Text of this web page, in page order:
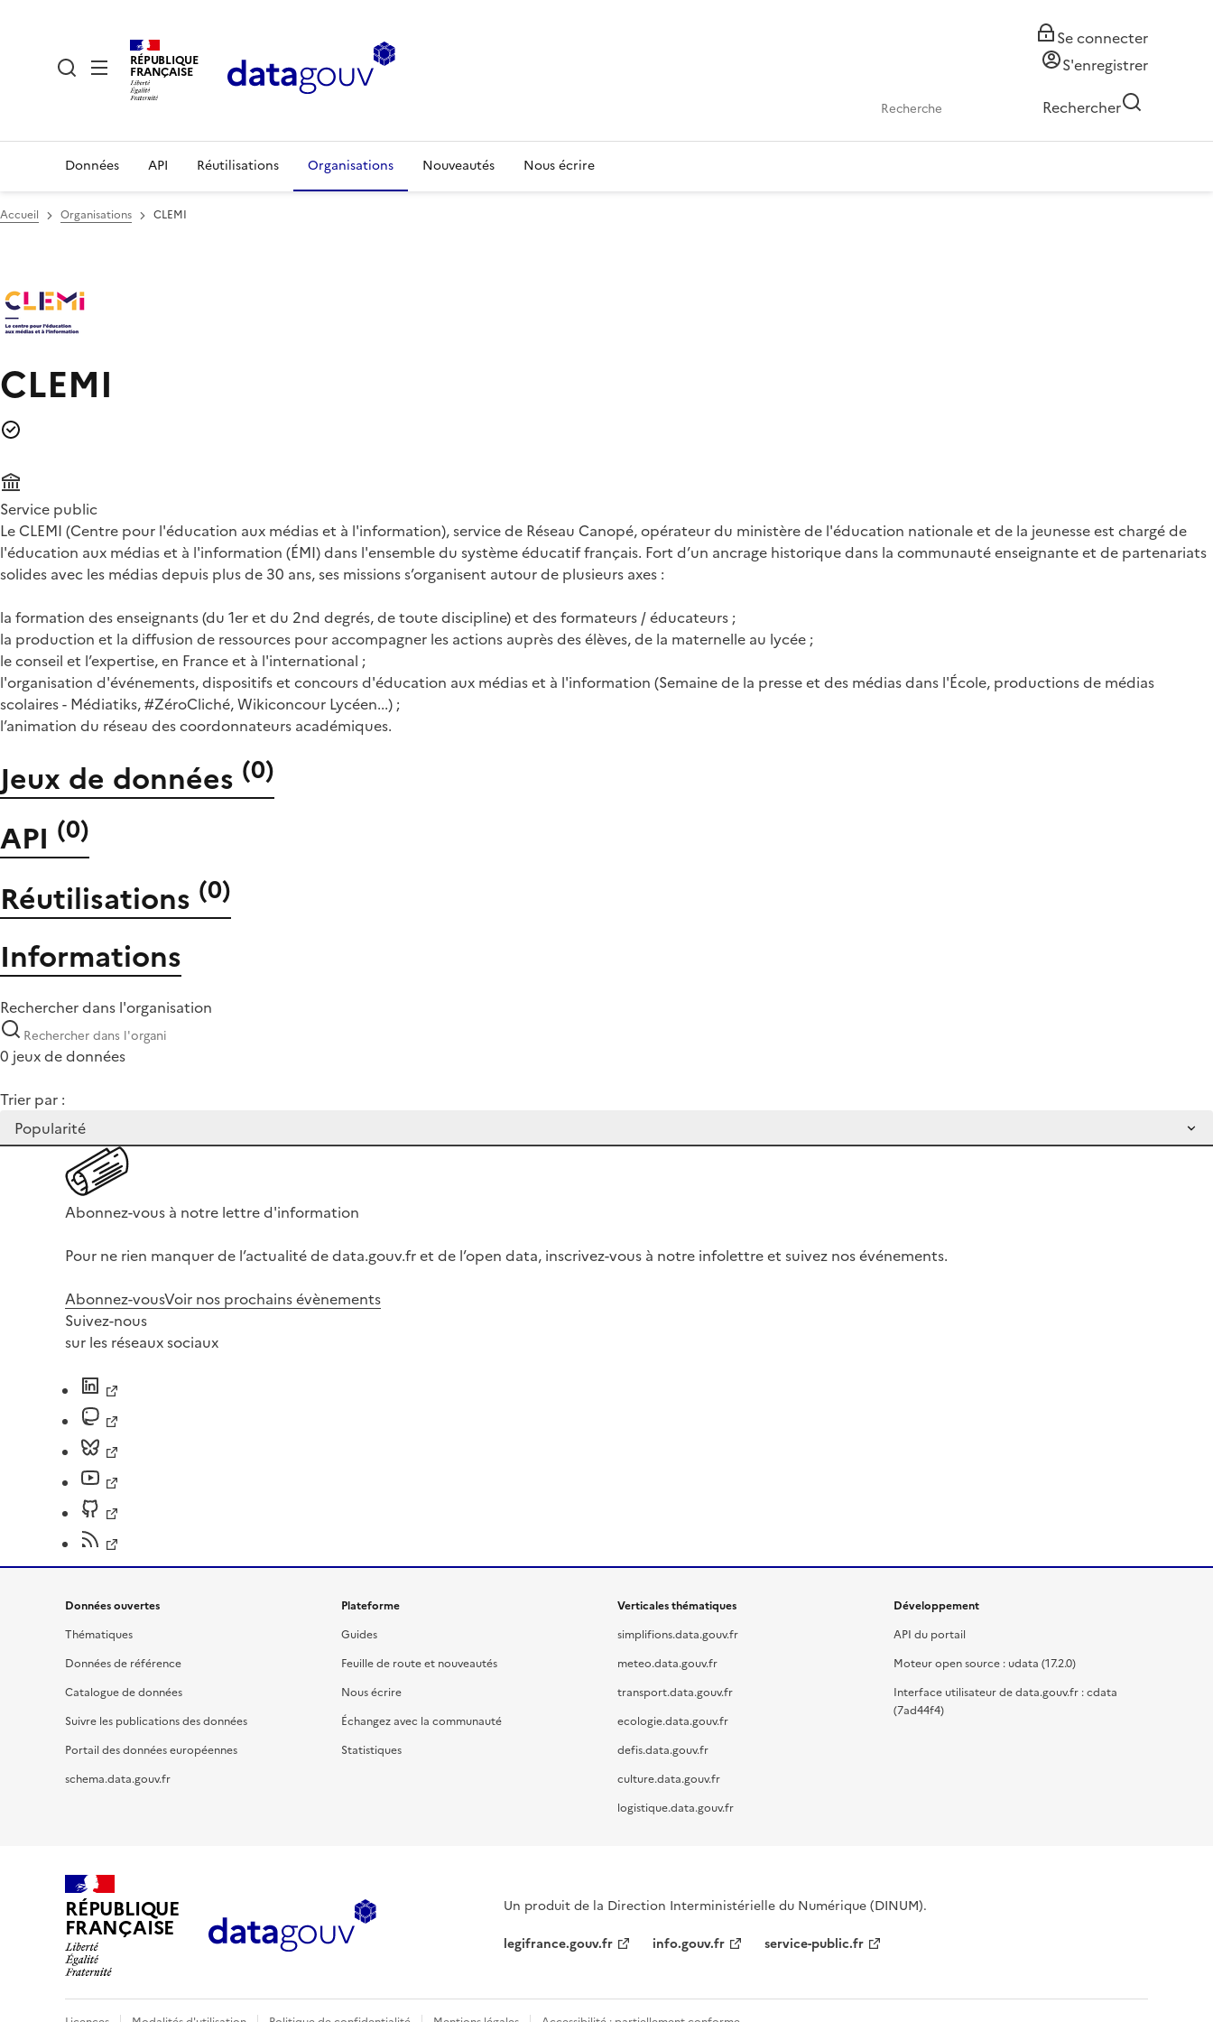
RÉPUBLIQUE
FRANÇAISE
Se connecter
S'enregistrer
Rechercher
Données API Réutilisations Organisations Nouveautés Nous écrire
Accueil Organisations CLEMI
CLEMI
Service public
Le CLEMI (Centre pour l'éducation aux médias et à l'information), service de Réseau Canopé, opérateur du ministère de l'éducation nationale et de la jeunesse est chargé de
l'éducation aux médias et à l'information (ÉMI) dans l'ensemble du système éducatif français. Fort d’un ancrage historique dans la communauté enseignante et de partenariats
solides avec les médias depuis plus de 30 ans, ses missions s’organisent autour de plusieurs axes :
la formation des enseignants (du 1er et du 2nd degrés, de toute discipline) et des formateurs / éducateurs ;
la production et la diffusion de ressources pour accompagner les actions auprès des élèves, de la maternelle au lycée ;
le conseil et l’expertise, en France et à l'international ;
l'organisation d'événements, dispositifs et concours d'éducation aux médias et à l'information (Semaine de la presse et des médias dans l'École, productions de médias
scolaires - Médiatiks, #ZéroCliché, Wikiconcour Lycéen...) ;
l’animation du réseau des coordonnateurs académiques.
Jeux de données (0)
API (0)
Réutilisations (0)
Informations
Rechercher dans l'organisation
0 jeux de données
Trier par :
Abonnez-vous à notre lettre d'information
Pour ne rien manquer de l’actualité de data.gouv.fr et de l’open data, inscrivez-vous à notre infolettre et suivez nos événements.
Abonnez-vousVoir nos prochains évènements
Suivez-nous
sur les réseaux sociaux
Données ouvertes
Thématiques
Données de référence
Catalogue de données
Suivre les publications des données
Portail des données européennes
schema.data.gouv.fr
Plateforme
Guides
Feuille de route et nouveautés
Nous écrire
Échangez avec la communauté
Statistiques
Verticales thématiques
simplifions.data.gouv.fr
meteo.data.gouv.fr
transport.data.gouv.fr
ecologie.data.gouv.fr
defis.data.gouv.fr
culture.data.gouv.fr
logistique.data.gouv.fr
Développement
API du portail
Moteur open source : udata (17.2.0)
Interface utilisateur de data.gouv.fr : cdata
(7ad44f4)
RÉPUBLIQUE
FRANÇAISE
Un produit de la Direction Interministérielle du Numérique (DINUM).
legifrance.gouv.fr
info.gouv.fr service-public.fr